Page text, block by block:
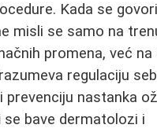
Kada se
misli se samo na
promena, već
regulaciju
prevenciju nastanka
se bave dermatolozi i